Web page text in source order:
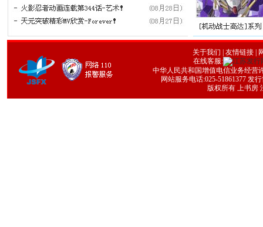
关于我们 友情链接 |
在线客服:
中华人民共和国增值电信业务经营
网站服务电话:025-51861377 发
版权所有 上书房